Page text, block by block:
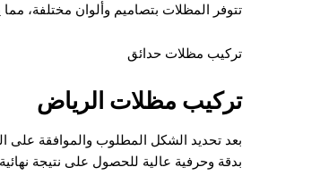
تتوفر المظلات بتصاميم وألوان مختلفة،
تركيب مظلات حدائق
تركيب مظلات الرياض
بعد تحديد الشكل المطلوب والموافقة على
بدقة وحرفية عالية للحصول على نتيجة